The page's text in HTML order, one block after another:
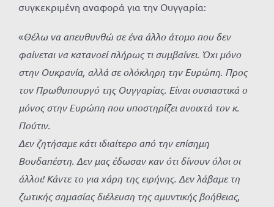
συγκεκριμένη αναφορά για την Ουγγαρία:
«Θέλω να απευθυνθώ σε ένα άλλο άτομο που δεν
φαίνεται να κατανοεί πλήρως τι συμβαίνει. Όχι μόνο
στην Ουκρανία, αλλά σε ολόκληρη την Ευρώπη. Προς
τον Πρωθυπουργό της Ουγγαρίας. Είναι ουσιαστικά ο
μόνος στην Ευρώπη που υποστηρίζει ανοιχτά τον κ.
Πούτιν.
Δεν ζητήσαμε κάτι ιδιαίτερο από την επίσημη
Βουδαπέστη. Δεν μας έδωσαν καν ότι δίνουν όλοι οι
άλλοι! Κάντε το για χάρη της ειρήνης. Δεν λάβαμε τη
ζωτικής σημασίας διέλευση της αμυντικής βοήθειας,